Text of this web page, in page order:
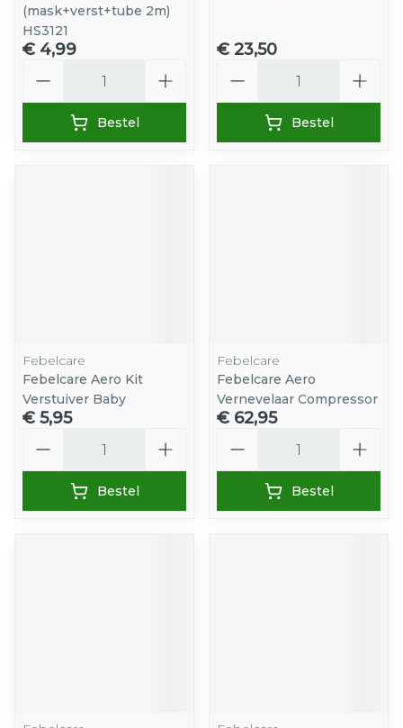
(mask+verst+tube 2m)
HS3121
€ 4,99
Bestel
€ 23,50
Bestel
Febelcare
Febelcare Aero Kit
Verstuiver Baby
€ 5,95
Bestel
Febelcare
Febelcare Aero
Vernevelaar Compressor
€ 62,95
Bestel